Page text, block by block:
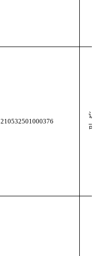
210532501000376
认
可